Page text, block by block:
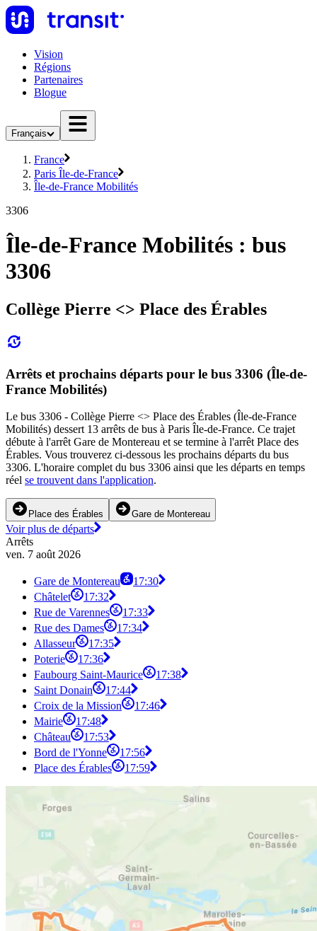
Vision
Régions
Partenaires
Blogue
Français
France
Paris Île-de-France
Île-de-France Mobilités
3306
Île-de-France Mobilités : bus
3306
Collège Pierre <> Place des Érables
Arrêts et prochains départs pour le bus 3306 (Île-de-
France Mobilités)
Le bus 3306 - Collège Pierre <> Place des Érables (Île-de-France
Mobilités) dessert 13 arrêts de bus à Paris Île-de-France. Ce trajet
débute à l'arrêt Gare de Montereau et se termine à l'arrêt Place des
Érables. Vous trouverez ci-dessous les prochains départs du bus
3306. L'horaire complet du bus 3306 ainsi que les départs en temps
réel se trouvent dans l'application.
Place des Érables Gare de Montereau
Voir plus de départs
Arrêts
ven. 7 août 2026
Gare de Montereau
17:30
Châtelet
17:32
Rue de Varennes
17:33
Rue des Dames
17:34
Allasseur
17:35
Poterie
17:36
Faubourg Saint-Maurice
17:38
Saint Donain
17:44
Croix de la Mission
17:46
Mairie
17:48
Château
17:53
Bord de l'Yonne
17:56
Place des Érables
17:59